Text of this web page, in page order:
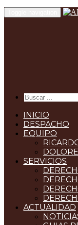
INICIO
DESPACHO
EQUIPO
SERVICIOS
ACTUALIDAD